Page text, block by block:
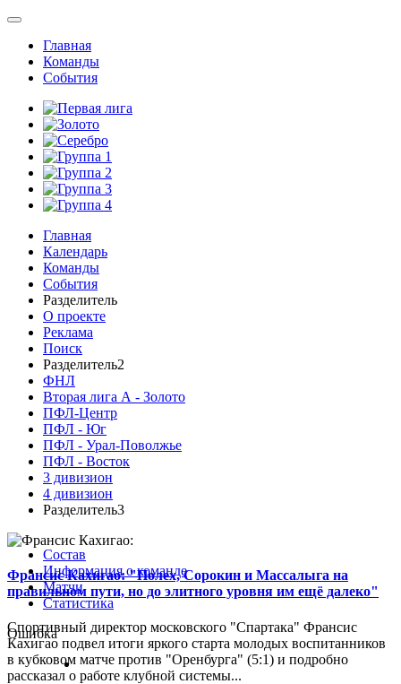
Главная
Команды
События
Главная
Календарь
Команды
События
Разделитель
О проекте
Реклама
Поиск
Разделитель2
ФНЛ
Вторая лига А - Золото
ПФЛ-Центр
ПФЛ - Юг
ПФЛ - Урал-Поволжье
ПФЛ - Восток
3 дивизион
4 дивизион
Разделитель3
Франсис Кахигао: "Полех, Сорокин и Массалыга на
правильном пути, но до элитного уровня им ещё далеко"
Спортивный директор московского "Спартака" Франсис
Кахигао подвел итоги яркого старта молодых воспитанников
в кубковом матче против "Оренбурга" (5:1) и подробно
рассказал о работе клубной системы...
Состав
Информация о команде
Матчи
Статистика
Ошибка